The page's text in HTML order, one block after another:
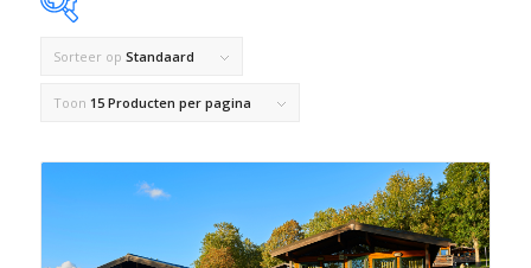
Op voorraad
Product Land
Product Maximaal aantal personen
Sorteer op Standaard
Toon 15 Producten per pagina